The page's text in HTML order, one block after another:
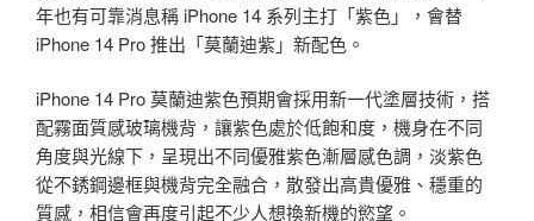
年也有可靠消息稱 iPhone 14 系列主打「紫色」，會替
iPhone 14 Pro 推出「莫蘭迪紫」新配色。
iPhone 14 Pro 莫蘭迪紫色預期會採用新一代塗層技術，搭
配霧面質感玻璃機背，讓紫色處於低飽和度，機身在不同
角度與光線下，呈現出不同優雅紫色漸層感色調，淡紫色
從不銹鋼邊框與機背完全融合，散發出高貴優雅、穩重的
質感，相信會再度引起不少人想換新機的慾望。